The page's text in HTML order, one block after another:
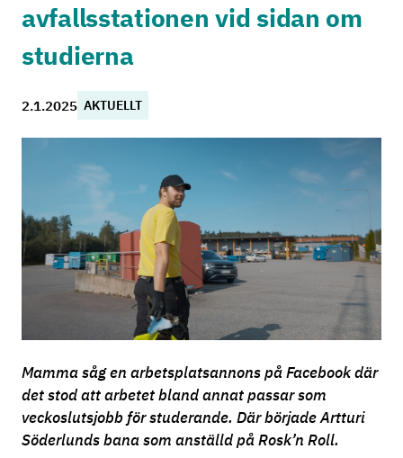
avfallsstationen vid sidan om
studierna
2.1.2025 AKTUELLT
Mamma såg en arbetsplatsannons på Facebook där
det stod att arbetet bland annat passar som
veckoslutsjobb för studerande. Där började Artturi
Söderlunds bana som anställd på Rosk’n Roll.